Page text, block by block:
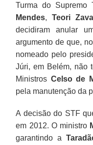
Turma do Supremo
Mendes,Teori
decidiram anular
argumento de que,
nomeado pelo
Júri, em Belém, não
Ministros Celso de
pela manutenção da
A decisão do STF
em 2012. O ministro
garantindo a